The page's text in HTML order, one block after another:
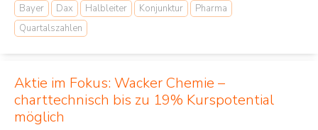
Bayer Dax Halbleiter Konjunktur
Pharma
Quartalszahlen
Aktie im Fokus: Wacker Chemie –
charttechnisch bis zu 19% Kurspotential
möglich